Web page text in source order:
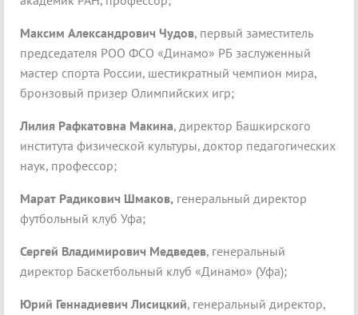
Максим Александрович Чудов, первый заместитель
председателя РОО ФСО «Динамо» РБ заслуженный
мастер спорта России, шестикратный чемпион мира,
бронзовый призер Олимпийских игр;
Лилия Рафкатовна Макина, директор Башкирского
института физической культуры, доктор педагогических
наук, профессор;
Марат Радикович Шмаков, генеральный директор
футбольный клуб Уфа;
Сергей Владимирович Медведев, генеральный
директор Баскетбольный клуб «Динамо» (Уфа);
Юрий Геннадиевич Лисицкий, генеральный директор,